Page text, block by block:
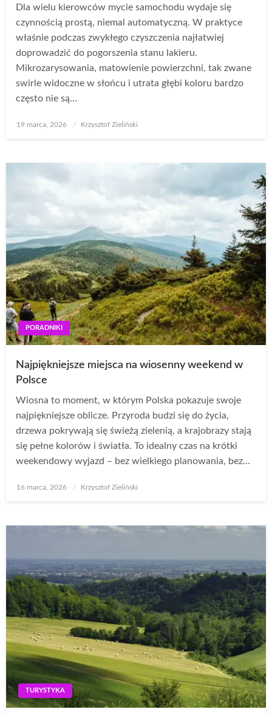
Dla wielu kierowców mycie samochodu wydaje się
czynnością prostą, niemal automatyczną. W praktyce
właśnie podczas zwykłego czyszczenia najłatwiej
doprowadzić do pogorszenia stanu lakieru.
Mikrozarysowania, matowienie powierzchni, tak zwane
swirle widoczne w słońcu i utrata głębi koloru bardzo
często nie są…
Opublikowane
19 marca, 2026 Krzysztof Zieliński
PORADNIKI
Najpiękniejsze miejsca na wiosenny weekend w
Polsce
Wiosna to moment, w którym Polska pokazuje swoje
najpiękniejsze oblicze. Przyroda budzi się do życia,
drzewa pokrywają się świeżą zielenią, a krajobrazy stają
się pełne kolorów i światła. To idealny czas na krótki
weekendowy wyjazd – bez wielkiego planowania, bez…
Opublikowane
16 marca, 2026 Krzysztof Zieliński
TURYSTYKA